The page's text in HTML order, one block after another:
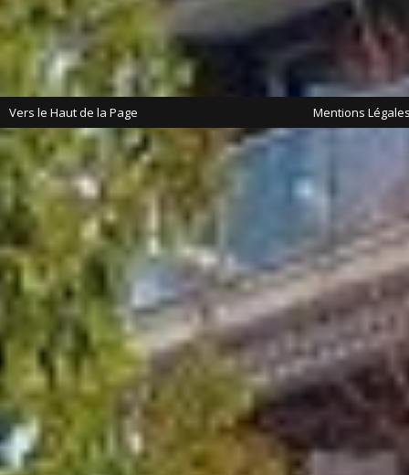
Vers le Haut de la Page Mentions